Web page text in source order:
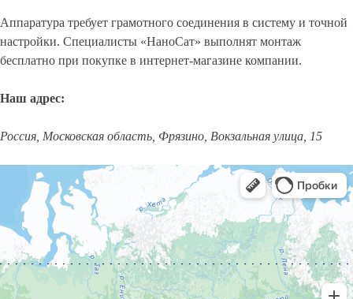
Аппаратура требует грамотного соединения в систему и точной
настройки. Специалисты «НаноСат» выполнят монтаж
бесплатно при покупке в интернет-магазине компании.
Наш адрес:
Россия, Московская область, Фрязино, Вокзальная улица, 15